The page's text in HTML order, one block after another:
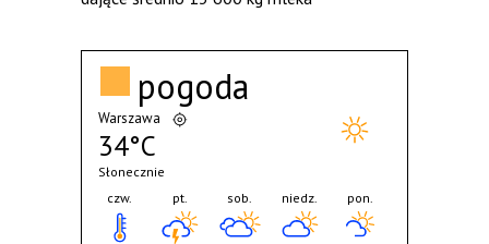
pogoda
Warszawa
34°C
Słonecznie
czw.
pt. sob. niedz. pon.